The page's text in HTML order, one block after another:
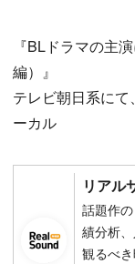
『BLドラマの主
編）』
テレビ朝日系に
ーカル
リアル
話題作
績分析
観るべ